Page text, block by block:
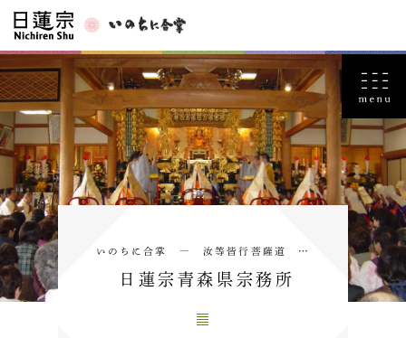
いのちに合掌 ― 汝等皆行菩薩道 …
日蓮宗青森県宗務所